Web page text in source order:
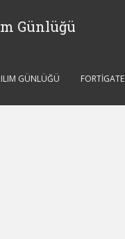
Günlüğü
GÜNLÜĞÜ FORTIGATE